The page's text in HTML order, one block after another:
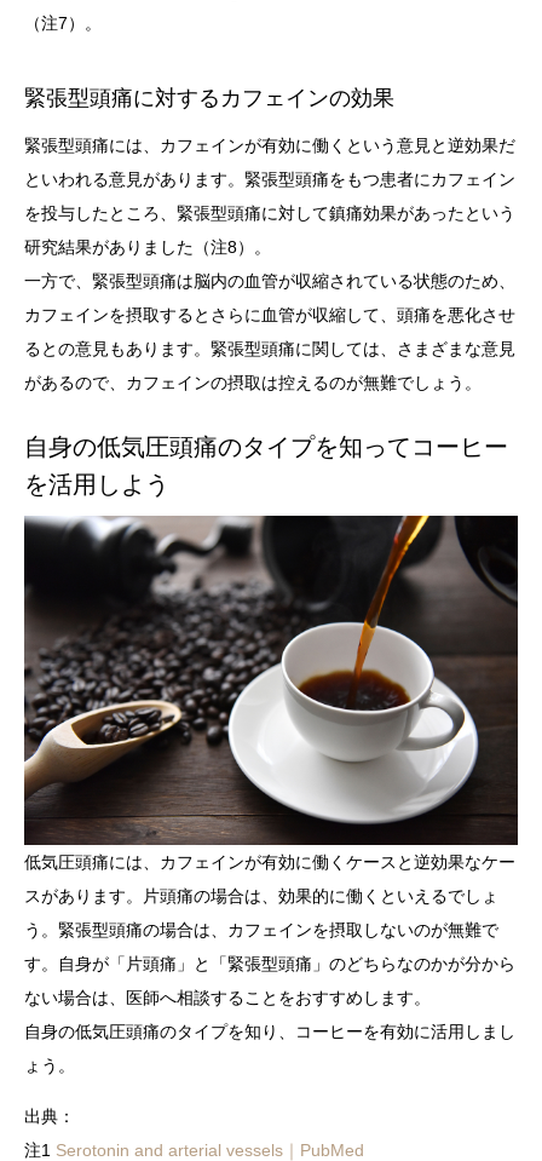
（注7）。
緊張型頭痛に対するカフェインの効果
緊張型頭痛には、カフェインが有効に働くという意見と逆効果だ
といわれる意見があります。緊張型頭痛をもつ患者にカフェイン
を投与したところ、緊張型頭痛に対して鎮痛効果があったという
研究結果がありました（注8）。
一方で、緊張型頭痛は脳内の血管が収縮されている状態のため、
カフェインを摂取するとさらに血管が収縮して、頭痛を悪化させ
るとの意見もあります。緊張型頭痛に関しては、さまざまな意見
があるので、カフェインの摂取は控えるのが無難でしょう。
自身の低気圧頭痛のタイプを知ってコーヒー
を活用しよう
低気圧頭痛には、カフェインが有効に働くケースと逆効果なケー
スがあります。片頭痛の場合は、効果的に働くといえるでしょ
う。緊張型頭痛の場合は、カフェインを摂取しないのが無難で
す。自身が「片頭痛」と「緊張型頭痛」のどちらなのかが分から
ない場合は、医師へ相談することをおすすめします。
自身の低気圧頭痛のタイプを知り、コーヒーを有効に活用しまし
ょう。
出典：
注1 Serotonin and arterial vessels｜PubMed